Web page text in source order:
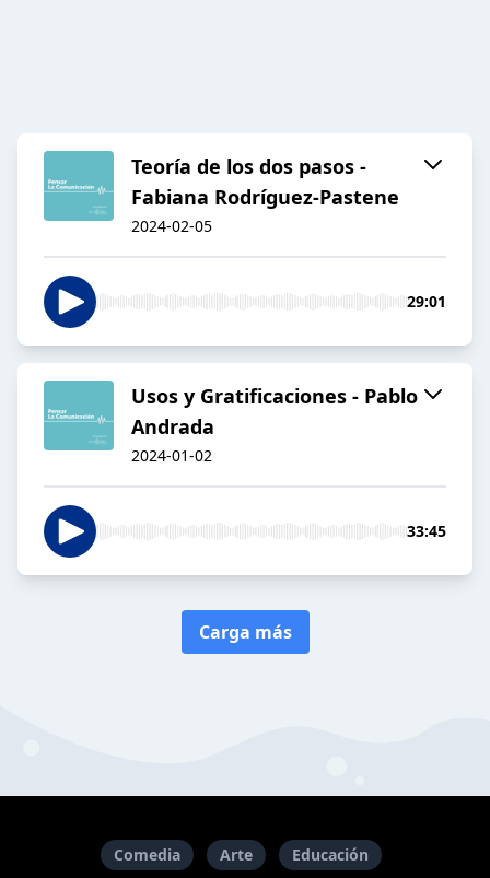
Teoría de los dos pasos -
Fabiana Rodríguez-Pastene
2024-02-05
29:01
Usos y Gratificaciones - Pablo
Andrada
2024-01-02
33:45
Carga más
Comedia Arte Educación